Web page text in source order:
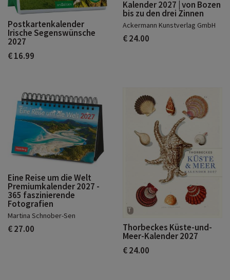
Postkartenkalender
Irische Segenswünsche
2027
€ 16.99
Kalender 2027 | von Bozen
bis zu den drei Zinnen
Ackermann Kunstverlag GmbH
€ 24.00
Eine Reise um die Welt
Premiumkalender 2027 -
365 faszinierende
Fotografien
Martina Schnober-Sen
€ 27.00 Thorbeckes Küste-und-
Meer-Kalender 2027
€ 24.00